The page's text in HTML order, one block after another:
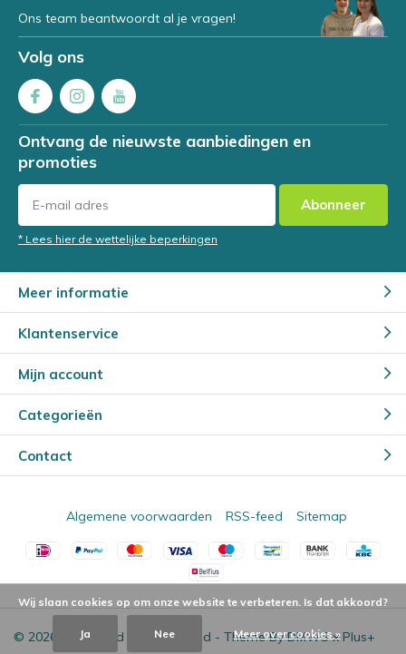
Ons team beantwoordt al je vragen!
Volg ons
Ontvang de nieuwste aanbiedingen en
promoties
Abonneer
* Lees hier de wettelijke beperkingen
Meer informatie
Klantenservice
Mijn account
Categorieën
Contact
© 2026 - Powered by Lightspeed - Theme ByDMWSxPlus+
Algemene voorwaarden RSS-feed Sitemap
Wij slaan cookies op om onze website te verbeteren. Is dat akkoord?
Ja Nee Meer over cookies »